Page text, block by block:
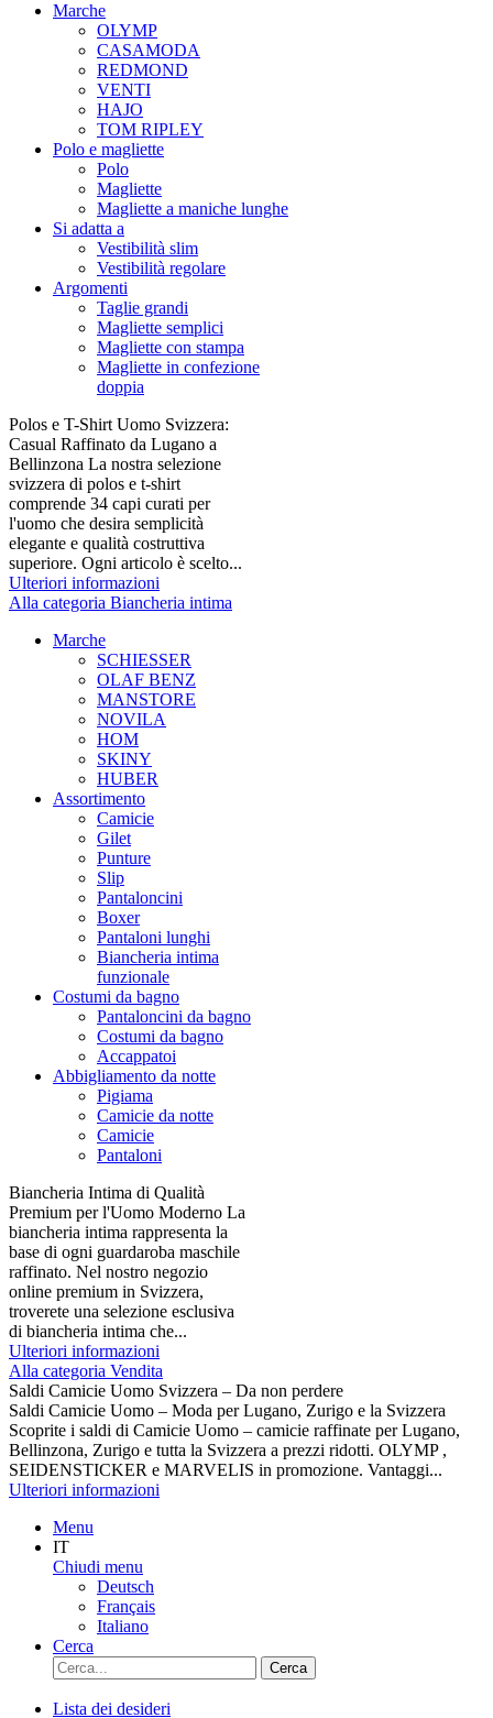
Marche
OLYMP
CASAMODA
REDMOND
VENTI
HAJO
TOM RIPLEY
Polo e magliette
Polo
Magliette
Magliette a maniche lunghe
Si adatta a
Vestibilità slim
Vestibilità regolare
Argomenti
Taglie grandi
Magliette semplici
Magliette con stampa
Magliette in confezione
doppia
Polos e T-Shirt Uomo Svizzera:
Casual Raffinato da Lugano a
Bellinzona La nostra selezione
svizzera di polos e t-shirt
comprende 34 capi curati per
l'uomo che desira semplicità
elegante e qualità costruttiva
superiore. Ogni articolo è scelto...
Ulteriori informazioni
Alla categoria Biancheria intima
Marche
SCHIESSER
OLAF BENZ
MANSTORE
NOVILA
HOM
SKINY
HUBER
Assortimento
Camicie
Gilet
Punture
Slip
Pantaloncini
Boxer
Pantaloni lunghi
Biancheria intima
funzionale
Costumi da bagno
Pantaloncini da bagno
Costumi da bagno
Accappatoi
Abbigliamento da notte
Pigiama
Camicie da notte
Camicie
Pantaloni
Biancheria Intima di Qualità
Premium per l'Uomo Moderno La
biancheria intima rappresenta la
base di ogni guardaroba maschile
raffinato. Nel nostro negozio
online premium in Svizzera,
troverete una selezione esclusiva
di biancheria intima che...
Ulteriori informazioni
Alla categoria Vendita
Saldi Camicie Uomo Svizzera – Da non perdere
Saldi Camicie Uomo – Moda per Lugano, Zurigo e la Svizzera
Scoprite i saldi di Camicie Uomo – camicie raffinate per Lugano,
Bellinzona, Zurigo e tutta la Svizzera a prezzi ridotti. OLYMP ,
SEIDENSTICKER e MARVELIS in promozione. Vantaggi...
Ulteriori informazioni
Menu
IT
Chiudi menu
Deutsch
Français
Italiano
Cerca
Cerca
Lista dei desideri